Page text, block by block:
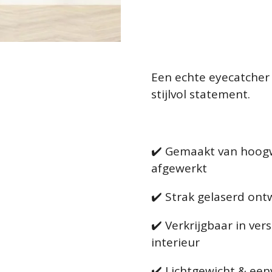
Een echte
stijlvol statement.
✔️ Gemaakt van
afgewerkt
✔️ Strak gelaserd
✔️ Verkrijgbaar in
interieur